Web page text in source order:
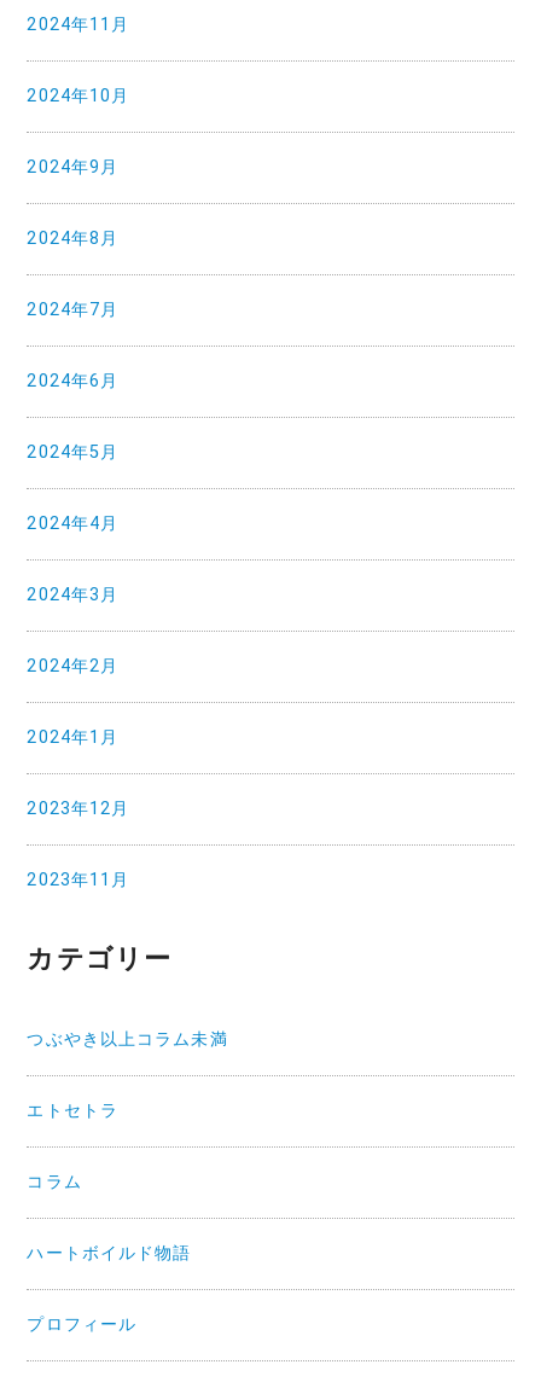
2024年11月
2024年10月
2024年9月
2024年8月
2024年7月
2024年6月
2024年5月
2024年4月
2024年3月
2024年2月
2024年1月
2023年12月
2023年11月
カテゴリー
つぶやき以上コラム未満
エトセトラ
コラム
ハートボイルド物語
プロフィール